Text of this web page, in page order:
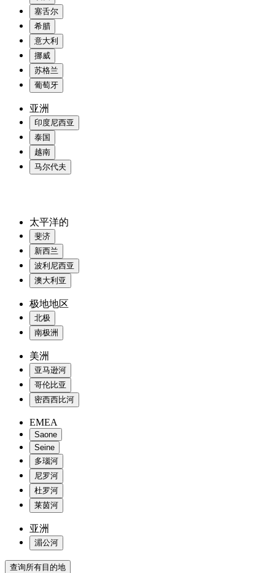
塞舌尔
希腊
意大利
挪威
苏格兰
葡萄牙
亚洲
印度尼西亚
泰国
越南
马尔代夫
太平洋的
斐济
新西兰
波利尼西亚
澳大利亚
极地地区
北极
南极洲
美洲
亚马逊河
哥伦比亚
密西西比河
EMEA
Saone
Seine
多瑙河
尼罗河
杜罗河
莱茵河
亚洲
湄公河
查询所有目的地